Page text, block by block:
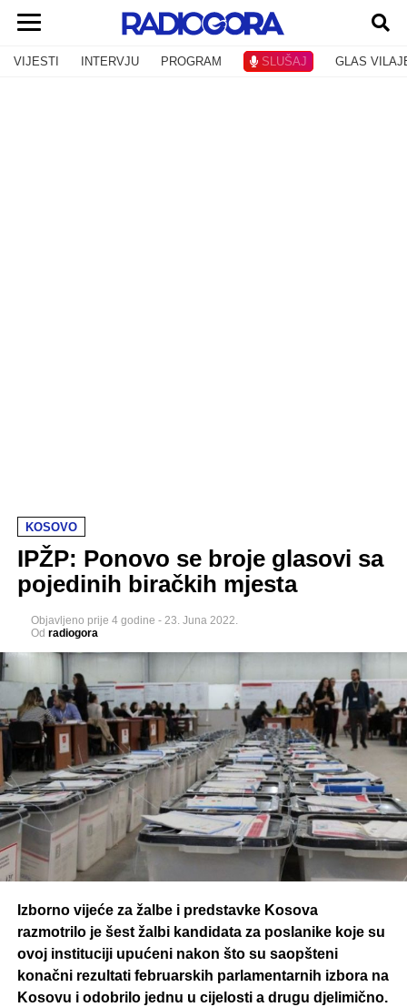
VIJESTI INTERVJU PROGRAM SLUŠAJ GLAS
KOSOVO
IPŽP: Ponovo se broje glasovi sa
pojedinih biračkih mjesta
Objavljeno prije 4 godine - 23. Juna 2022.
Od radiogora
Izborno vijeće za žalbe i predstavke Kosova
razmotrilo je šest žalbi kandidata za poslanike koje su
ovoj instituciji upućeni nakon što su saopšteni
konačni rezultati februarskih parlamentarnih izbora na
Kosovu i odobrilo jednu u cijelosti a drugu djelimično.